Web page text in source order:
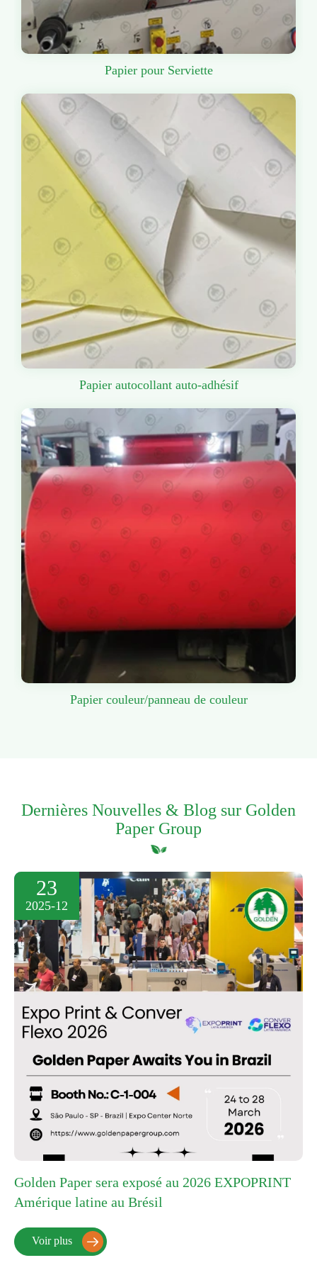
Papier pour Serviette
Papier autocollant auto-adhésif
Papier couleur/panneau de couleur
Dernières Nouvelles & Blog sur Golden
Paper Group
23
2025-12
Golden Paper sera exposé au 2026 EXPOPRINT
Amérique latine au Brésil
Voir plus 